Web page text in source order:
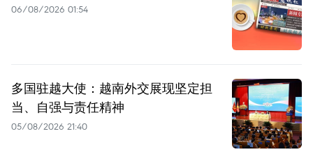
06/08/2026 01:54
多国驻越大使：越南外交展现坚定担
当、自强与责任精神
05/08/2026 21:40